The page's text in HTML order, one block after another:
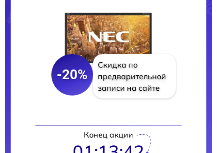
-20%
Скидка по
предварительной
записи на сайте
Конец акции